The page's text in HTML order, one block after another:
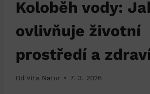
Koloběh vody:
ovlivňuje životní
prostředí a
Od Vita Natur 7. 3. 2026